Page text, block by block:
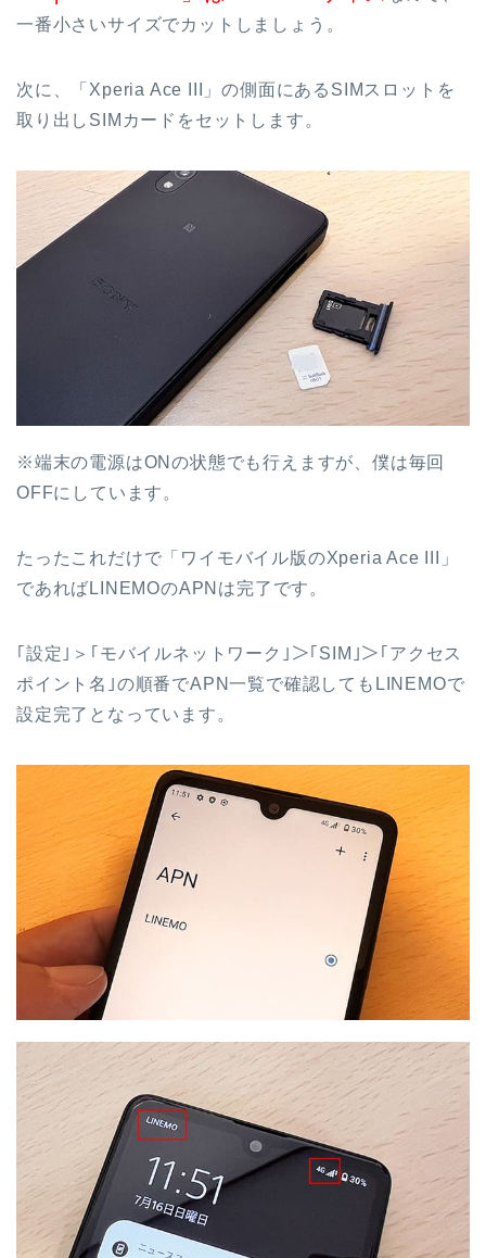
一番小さいサイズでカットしましょう。
次に、「Xperia Ace III」の側面にあるSIMスロットを
取り出しSIMカードをセットします。
※端末の電源はONの状態でも行えますが、僕は毎回
OFFにしています。
たったこれだけで「ワイモバイル版のXperia Ace III」
であればLINEMOのAPNは完了です。
｢設定｣＞｢モバイルネットワーク｣＞｢SIM｣＞｢アクセス
ポイント名｣の順番でAPN一覧で確認してもLINEMOで
設定完了となっています。